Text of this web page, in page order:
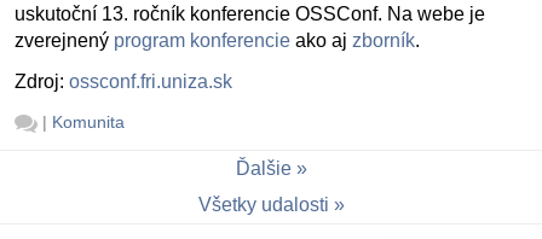
uskutoční 13. ročník konferencie OSSConf. Na webe je
zverejnený program konferencie ako aj zborník.
Zdroj: ossconf.fri.uniza.sk
| Komunita
Ďalšie
Všetky udalosti